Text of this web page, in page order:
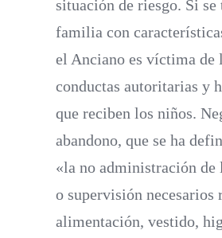
situación de riesgo. Si se
familia con
el Anciano es víctima de
conductas autoritarias y
que reciben los niños.
abandono, que se ha
«la no administración de
o supervisión necesarios
alimentación, vestido,